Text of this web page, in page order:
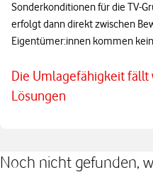
Sonderkonditionen für die TV-
erfolgt dann direkt zwischen
Eigentümer:innen kommen
Die Umlagefähigkeit fällt
Lösungen
Noch nicht gefunden,